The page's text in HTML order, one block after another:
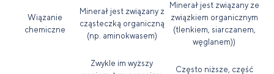
Wiązanie
chemiczne
Minerał jest związany z
cząsteczką organiczną
(np. aminokwasem)
Minerał jest związany ze
związkiem organicznym
(tlenkiem, siarczanem,
węglanem))
Zwykle im wyższy
Często niższe, część